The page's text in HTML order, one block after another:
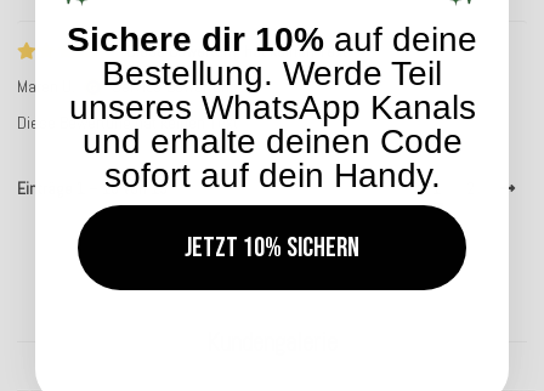
Diese Bewertung hat keinen Text
Maren U.
Service-Bewertung
Diese Bewertung hat keinen Text
Einträge 1 – 10 von 15 1
Sichere dir 10% auf deine
Bestellung. Werde Teil
unseres WhatsApp Kanals
und erhalte deinen Code
sofort auf dein Handy.
Jetzt 10% sichern